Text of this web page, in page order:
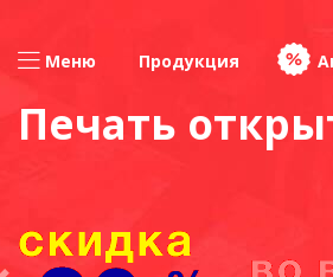
Меню Продукция
Печать